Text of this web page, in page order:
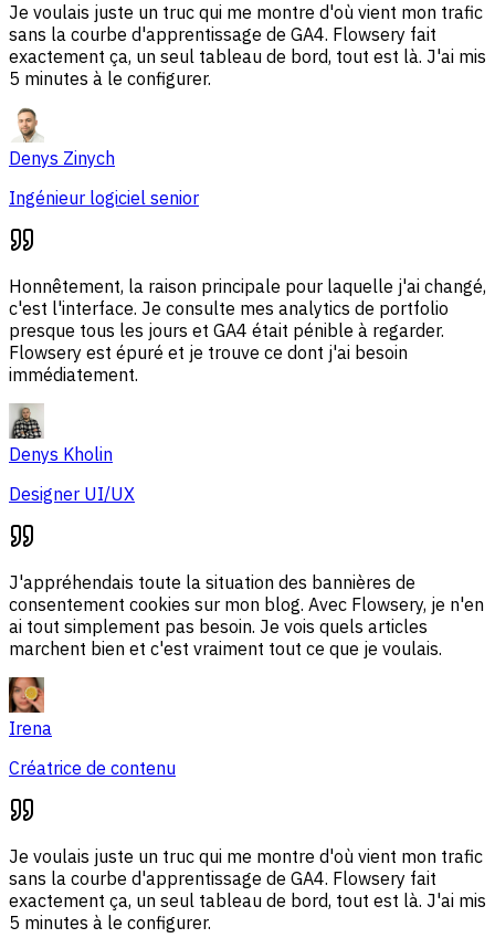
Je voulais juste un truc qui me montre d'où vient mon trafic
sans la courbe d'apprentissage de GA4. Flowsery fait
exactement ça, un seul tableau de bord, tout est là. J'ai mis
5 minutes à le configurer.
Denys Zinych
Ingénieur logiciel senior
Honnêtement, la raison principale pour laquelle j'ai changé,
c'est l'interface. Je consulte mes analytics de portfolio
presque tous les jours et GA4 était pénible à regarder.
Flowsery est épuré et je trouve ce dont j'ai besoin
immédiatement.
Denys Kholin
Designer UI/UX
J'appréhendais toute la situation des bannières de
consentement cookies sur mon blog. Avec Flowsery, je n'en
ai tout simplement pas besoin. Je vois quels articles
marchent bien et c'est vraiment tout ce que je voulais.
Irena
Créatrice de contenu
Je voulais juste un truc qui me montre d'où vient mon trafic
sans la courbe d'apprentissage de GA4. Flowsery fait
exactement ça, un seul tableau de bord, tout est là. J'ai mis
5 minutes à le configurer.